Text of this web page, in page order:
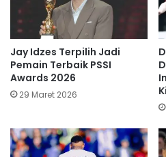
Jay Idzes Terpilih Jadi
Pemain Terbaik PSSI
Awards 2026
29 Maret 2026